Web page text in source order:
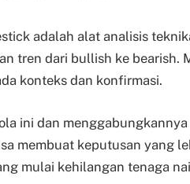
adalah alat analisis
tren dari bullish ke bearish.
konteks dan konfirmasi.
ini dan
membuat keputusan yang
mulai kehilangan tenaga